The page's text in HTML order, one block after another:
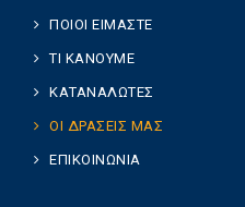
ΠΟΙΟΙ ΕΙΜΑΣΤΕ
ΤΙ ΚΑΝΟΥΜΕ
ΚΑΤΑΝΑΛΩΤΕΣ
ΟΙ ΔΡΑΣΕΙΣ ΜΑΣ
ΕΠΙΚΟΙΝΩΝΙΑ